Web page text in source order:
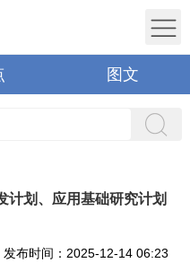
图文
计划、应用基础研究计划
发布时间：2025-12-14 06:23